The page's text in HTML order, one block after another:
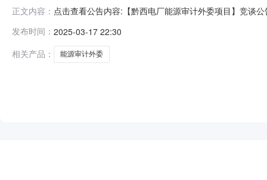
正文内容： 点击查看公告内容:【黔西电厂能源审计外委项目】竞谈
13885756501九、竞谈方式：公开十、报价要求：请根
发布时间： 2025-03-17 22:30
相关产品：
能源审计外委